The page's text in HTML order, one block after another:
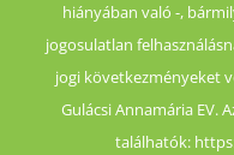
hiányában való -,
jogosulatlan
jogi következményeket
Gulácsi Annamária EV.
találhatók: